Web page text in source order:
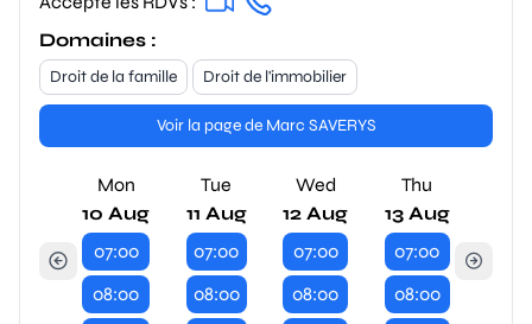
Domaines :
Droit de la famille Droit de l'immobilier
Voir la page de Marc SAVERYS
Mon
10 Aug
07:00
08:00
Tue
11 Aug
07:00
08:00
Wed
12 Aug
07:00
08:00
Thu
13 Aug
07:00
08:00